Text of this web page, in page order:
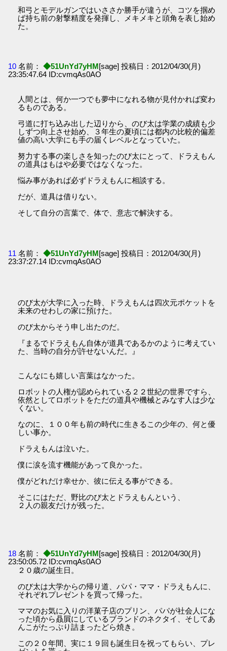
和弓とモデルガンではいささか勝手が違うが、コツを掴め
ば持ち前の射撃精度を発揮し、メキメキと頭角を表し始め
た。
10 名前： ◆51UnYd7yHM[sage] 投稿日：2012/04/30(月)
23:35:47.64 ID:cvmqAs0AO
人間とは、何か一つでも夢中になれる物が見付かれば変わ
るものである。
弓道に打ち込み出した辺りから、のび太は学業の成績も少
しずつ向上させ始め、３年生の夏頃には都内の比較的偏差
値の高い大学にも手の届くレベルとなっていた。
努力する事の楽しさを知ったのび太にとって、ドラえもん
の道具はもはや必要ではなくなった。
悩み事があれば必ずドラえもんに相談する。
だが、道具は借りない。
そして自分の言葉で、体で、意志で解決する。
11 名前： ◆51UnYd7yHM[sage] 投稿日：2012/04/30(月)
23:37:27.14 ID:cvmqAs0AO
のび太が大学に入った時、ドラえもんは四次元ポケットを
未来のせわしの家に預けた。
のび太からそう申し出たのだ。
『まるでドラえもん自体が道具であるかのように考えてい
た、当時の自分が許せないんだ。』
こんなにも嬉しい言葉はなかった。
ロボットの人権が認められている２２世紀の世界ですら、
依然としてロボットをただの道具や機械とみなす人は少な
くない。
なのに、１００年も前の時代に生きるこの少年の、何と優
しい事か。
ドラえもんは泣いた。
僕に涙を流す機能があって良かった。
僕がどれだけ幸せか、彼に伝える事ができる。
そこにはただ、野比のび太とドラえもんという、
２人の親友だけが残った。
18 名前： ◆51UnYd7yHM[sage] 投稿日：2012/04/30(月)
23:50:05.72 ID:cvmqAs0AO
２０歳の誕生日。
のび太は大学からの帰り道、パパ・ママ・ドラえもんに、
それぞれプレゼントを買って帰った。
ママのお気に入りの洋菓子店のプリン、パパが社会人にな
った頃から贔屓にしているブランドのネクタイ、そしてあ
んこがたっぷり詰まったどら焼き。
この２０年間、実に１９回も誕生日を祝ってもらい、プレ